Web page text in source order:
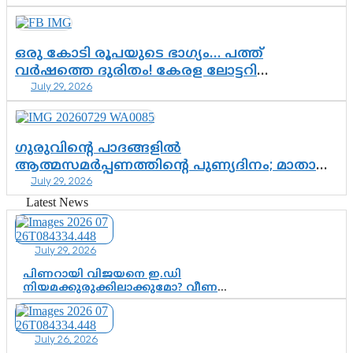
വിഷവിത്ത്: ഗോകുലം ഗോപാലൻ
ഒരു കോടി രൂപയുടെ ഭാഗ്യം… പത്ത്
വർഷത്തെ ദുരിതം! കേരള ലോട്ടറി
സംവിധാനത്തെ ചോദ്യം ചെയ്ത് കോയയുടെ
പോരാട്ടം
July 29, 2026
ഗുരുവിന്റെ പാദങ്ങളിൽ
ആത്മസമർപ്പണത്തിന്റെ പുണ്യദിനം; മാതാ
അമൃതാനന്ദമയി മഠത്തിൽ ഭക്തിസാന്ദ്രമായി
ഗുരുപൂർണിമ ആഘോഷം
July 29, 2026
Latest News
July 29, 2026
പിണറായി വിജയനെ ഇ.ഡി
നിയമക്കുരുക്കിലാക്കുമോ? വീണ
വിജയൻ മാപ്പുസാക്ഷിയാകുമോ?
കർത്തയുടെ മൊഴി നിർണായക
വഴിത്തിരിവാകുമോ?
July 26, 2026